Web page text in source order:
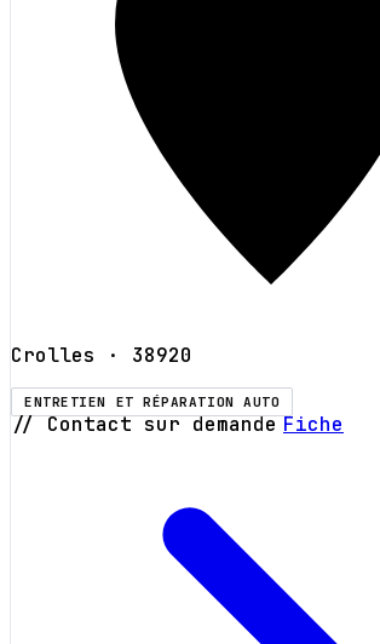
Crolles · 38920
ENTRETIEN ET RÉPARATION AUTO
// Contact sur demande Fiche